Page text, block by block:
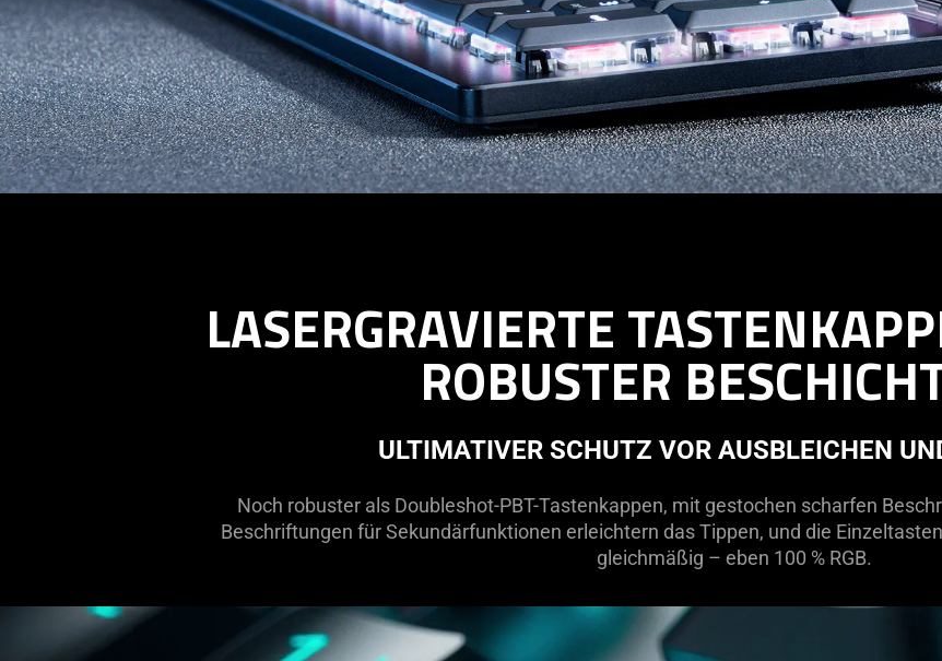
LASERGRAVIERTE
ROBUSTER
ULTIMATIVER SCHUTZ VOR AUSBLEICHEN
Noch robuster als Doubleshot-PBT-Tastenkappen, mit gestochen scharfen
Beschriftungen für Sekundärfunktionen erleichtern das Tippen, und die
gleichmäßig – eben 100 % RGB.